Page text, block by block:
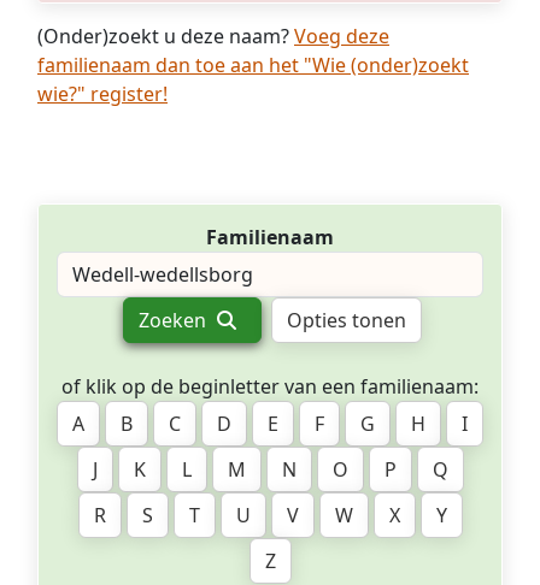
(Onder)zoekt u deze naam?Voeg deze
familienaam dan toe aan het "Wie (onder)zoekt
wie?" register!
Familienaam
Zoeken Opties tonen
of klik op de beginletter van een familienaam:
A
B C D E F G H
I
J
K L M N O P
Q
R
S T U V W X
Y
Z